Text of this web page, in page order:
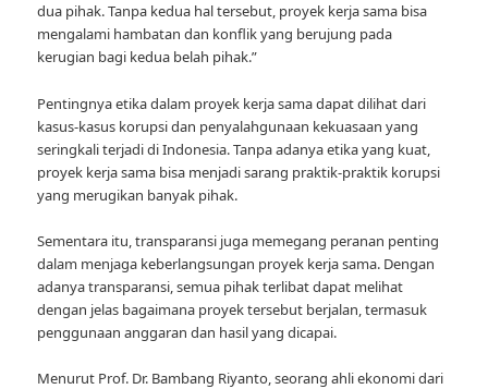
dua pihak. Tanpa kedua hal tersebut, proyek kerja sama bisa
mengalami hambatan dan konflik yang berujung pada
kerugian bagi kedua belah pihak.”
Pentingnya etika dalam proyek kerja sama dapat dilihat dari
kasus-kasus korupsi dan penyalahgunaan kekuasaan yang
seringkali terjadi di Indonesia. Tanpa adanya etika yang kuat,
proyek kerja sama bisa menjadi sarang praktik-praktik korupsi
yang merugikan banyak pihak.
Sementara itu, transparansi juga memegang peranan penting
dalam menjaga keberlangsungan proyek kerja sama. Dengan
adanya transparansi, semua pihak terlibat dapat melihat
dengan jelas bagaimana proyek tersebut berjalan, termasuk
penggunaan anggaran dan hasil yang dicapai.
Menurut Prof. Dr. Bambang Riyanto, seorang ahli ekonomi dari